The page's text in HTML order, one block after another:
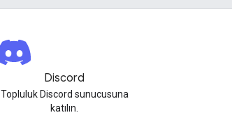
Discord
Topluluk Discord sunucusuna
katılın.